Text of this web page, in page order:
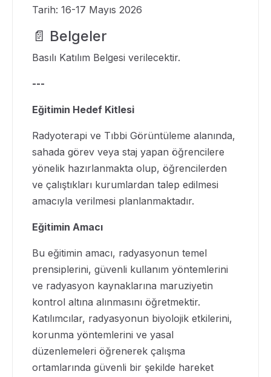
Tarih: 16-17 Mayıs 2026
📄 Belgeler
Basılı Katılım Belgesi verilecektir.
---
Eğitimin Hedef Kitlesi
Radyoterapi ve Tıbbi Görüntüleme alanında,
sahada görev veya staj yapan öğrencilere
yönelik hazırlanmakta olup, öğrencilerden
ve çalıştıkları kurumlardan talep edilmesi
amacıyla verilmesi planlanmaktadır.
Eğitimin Amacı
Bu eğitimin amacı, radyasyonun temel
prensiplerini, güvenli kullanım yöntemlerini
ve radyasyon kaynaklarına maruziyetin
kontrol altına alınmasını öğretmektir.
Katılımcılar, radyasyonun biyolojik etkilerini,
korunma yöntemlerini ve yasal
düzenlemeleri öğrenerek çalışma
ortamlarında güvenli bir şekilde hareket